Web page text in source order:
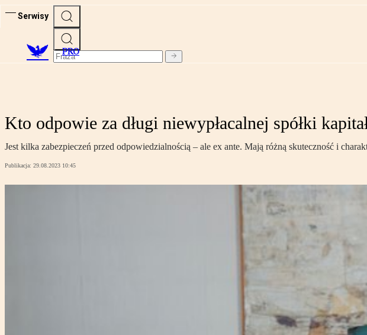
Serwisy
PRO
Kto odpowie za długi niewypłacalnej spółki
Jest kilka zabezpieczeń przed odpowiedzialnością – ale ex ante. Mają różną skuteczność i
Publikacja: 29.08.2023 10:45